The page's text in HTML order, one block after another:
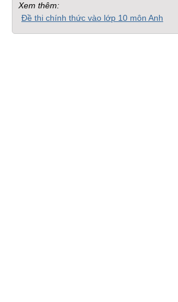
Xem thêm:
Đề thi chính thức vào lớp 10 môn Anh